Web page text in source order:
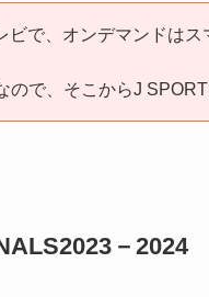
ビで、オンデマンドは
ので、そこからJ
－